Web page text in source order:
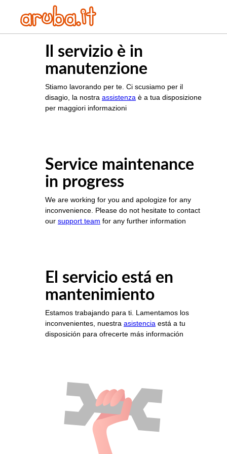
Il servizio è in
manutenzione
Stiamo lavorando per te. Ci scusiamo per il
disagio, la nostra assistenza è a tua disposizione
per maggiori informazioni
Service maintenance
in progress
We are working for you and apologize for any
inconvenience. Please do not hesitate to contact
our support team for any further information
El servicio está en
mantenimiento
Estamos trabajando para ti. Lamentamos los
inconvenientes, nuestra asistencia está a tu
disposición para ofrecerte más información